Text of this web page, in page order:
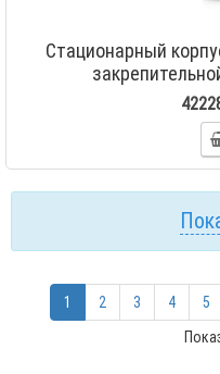
Стационарный
1 2 3 4 5